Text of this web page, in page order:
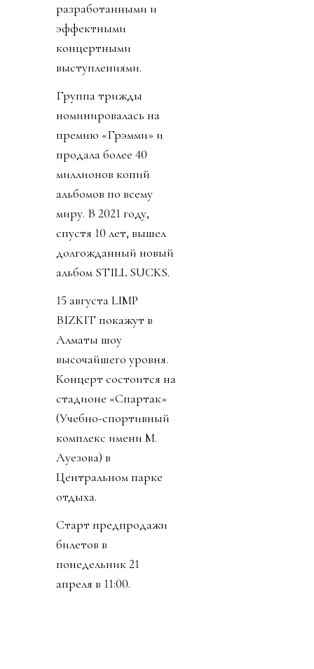
разработанными и
эффектными
концертными
выступлениями.
Группа трижды
номинировалась на
премию «Грэмми» и
продала более 40
миллионов копий
альбомов по всему
миру. В 2021 году,
спустя 10 лет, вышел
долгожданный новый
альбом STILL SUCKS.
15 августа LIMP
BIZKIT покажут в
Алматы шоу
высочайшего уровня.
Концерт состоится на
стадионе «Спартак»
(Учебно-спортивный
комплекс имени М.
Ауезова) в
Центральном парке
отдыха.
Старт⁠ предпродажи
билетов в
понедельник 21
апреля в 11:00.